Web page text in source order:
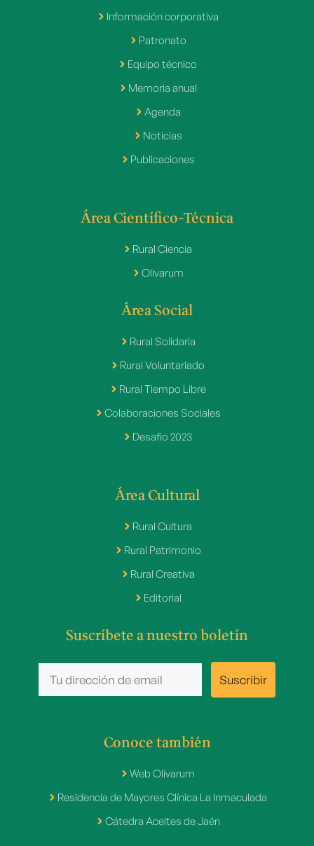
Información corporativa
Patronato
Equipo técnico
Memoria anual
Agenda
Noticias
Publicaciones
Área Científico-Técnica
Rural Ciencia
Olivarum
Área Social
Rural Solidaria
Rural Voluntariado
Rural Tiempo Libre
Colaboraciones Sociales
Desafio 2023
Área Cultural
Rural Cultura
Rural Patrimonio
Rural Creativa
Editorial
Suscríbete a nuestro boletín
Conoce también
Web Olivarum
Residencia de Mayores Clínica La Inmaculada
Cátedra Aceites de Jaén